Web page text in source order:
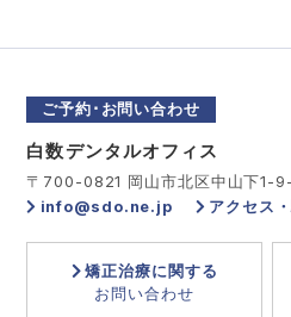
ご予約･お問い合わせ
白数デンタルオフィス
〒700-0821 岡山市北区中山下1-
info@sdo.ne.jp
アクセス
矯正治療に関する
お問い合わせ